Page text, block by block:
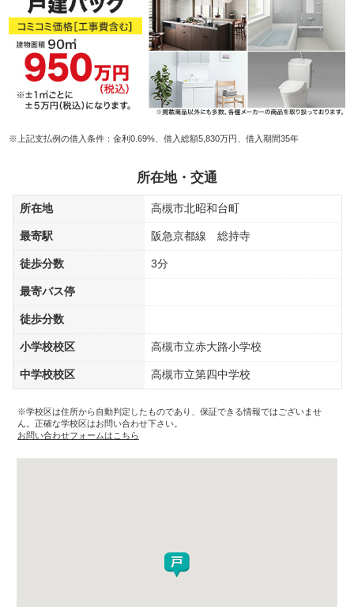
※上記支払例の借入条件：金利0.69%、借入総額5,830万円、借入期間35年
所在地・交通
所在地 高槻市北昭和台町
最寄駅 阪急京都線 総持寺
徒歩分数 3分
最寄バス停
徒歩分数
小学校校区 高槻市立赤大路小学校
中学校校区 高槻市立第四中学校
※学校区は住所から自動判定したものであり、保証できる情報ではございませ
ん。正確な学校区はお問い合わせ下さい。
お問い合わせフォームはこちら